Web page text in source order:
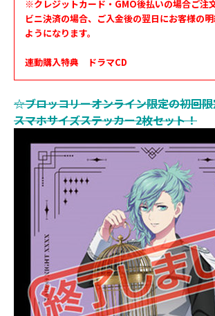
※クレジットカード・GMO後払いの場合ご注
ビニ決済の場合、ご入金後の翌日にお客様の
ようになります。
連動購入特典 ドラマCD
☆ブロッコリーオンライン限定の初回
スマホサイズステッカー2枚セット！